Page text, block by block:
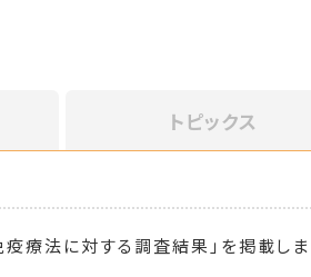
トピックス
療法に対する調査結果」を掲載し